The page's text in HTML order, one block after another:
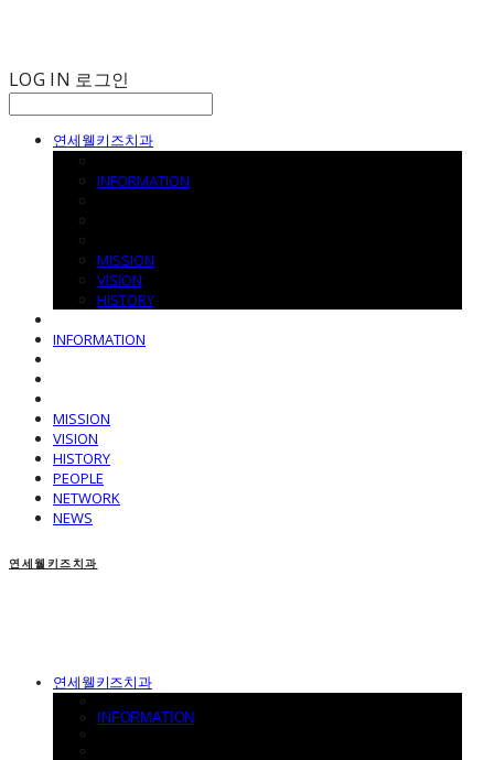
LOG IN 로그인
연세웰키즈치과
INFORMATION
MISSION
VISION
HISTORY
INFORMATION
MISSION
VISION
HISTORY
PEOPLE
NETWORK
NEWS
연세웰키즈치과
연세웰키즈치과
INFORMATION